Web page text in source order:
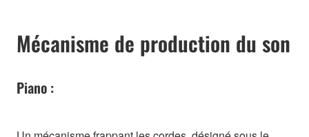
Mécanisme de production du son
Piano :